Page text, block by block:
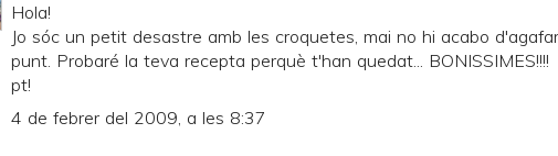
i
e
d
Hola!
Jo sóc un petit desastre amb les croquetes, mai no hi acabo
punt. Probaré la teva recepta perquè t'han quedat... BONISSIMES!!!!
pt!
4 de febrer del 2009, a les 8:37